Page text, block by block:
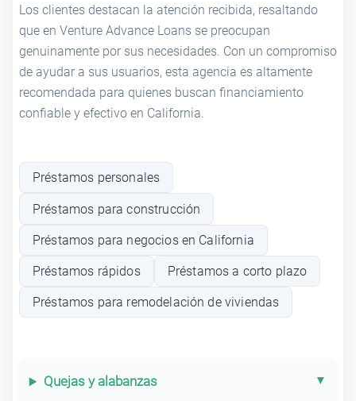
Los clientes destacan la atención recibida, resaltando
que en Venture Advance Loans se preocupan
genuinamente por sus necesidades. Con un compromiso
de ayudar a sus usuarios, esta agencia es altamente
recomendada para quienes buscan financiamiento
confiable y efectivo en California.
Préstamos personales
Préstamos para construcción
Préstamos para negocios en California
Préstamos rápidos Préstamos a corto plazo
Préstamos para remodelación de viviendas
Quejas y alabanzas